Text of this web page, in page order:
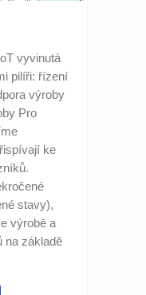
vyvinutá
pilíři: řízení
výroby
Pro
ke
stavy),
výrobě a
na základě